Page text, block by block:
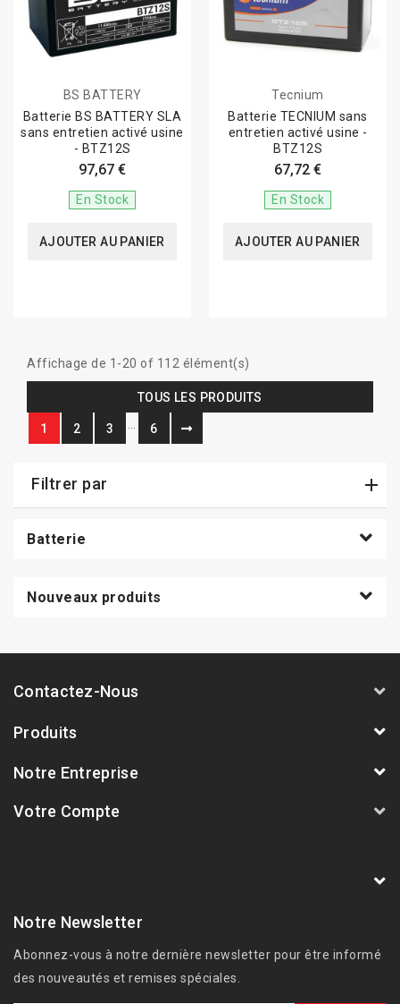
BS BATTERY
Batterie BS BATTERY SLA
sans entretien activé usine
- BTZ12S
97,67 €
En Stock
AJOUTER AU PANIER
Tecnium
Batterie TECNIUM sans
entretien activé usine -
BTZ12S
67,72 €
En Stock
AJOUTER AU PANIER
Affichage de 1-20 of 112 élément(s)
TOUS LES PRODUITS
1 2 3 6
Filtrer par
Batterie
Nouveaux produits
Contactez-Nous
Produits
Notre Entreprise
Votre Compte
Notre Newsletter
Abonnez-vous à notre dernière newsletter pour être informé
des nouveautés et remises spéciales.